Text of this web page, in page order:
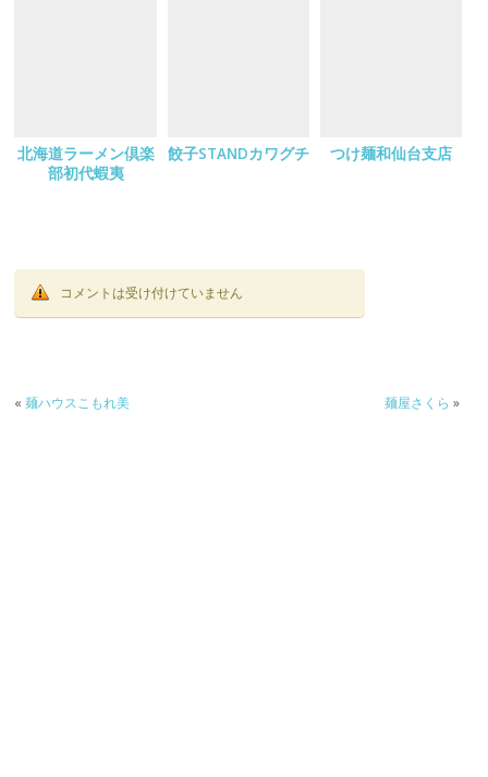
北海道ラーメン倶楽
部初代蝦夷
餃子STANDカワグチ つけ麺和仙台支店
コメントは受け付けていません
«麺ハウスこもれ美 麺屋さくら »